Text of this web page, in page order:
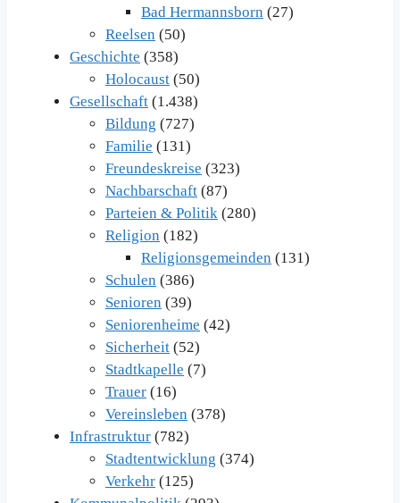
Bad Hermannsborn (27)
Reelsen (50)
Geschichte (358)
Holocaust (50)
Gesellschaft (1.438)
Bildung (727)
Familie (131)
Freundeskreise (323)
Nachbarschaft (87)
Parteien & Politik (280)
Religion (182)
Religionsgemeinden (131)
Schulen (386)
Senioren (39)
Seniorenheime (42)
Sicherheit (52)
Stadtkapelle (7)
Trauer (16)
Vereinsleben (378)
Infrastruktur (782)
Stadtentwicklung (374)
Verkehr (125)